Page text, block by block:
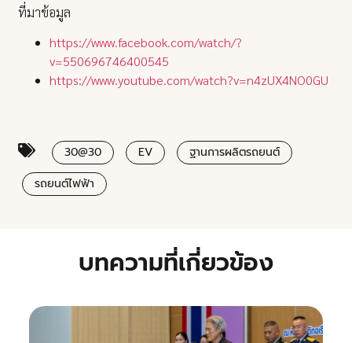
ที่มาข้อมูล
https://www.facebook.com/watch/?
v=550696746400545
https://www.youtube.com/watch?v=n4zUX4NO0GU
30@30 EV
ฐานการผลิตรถยนต์
รถยนต์ไฟฟ้า
บทความที่เกี่ยวข้อง